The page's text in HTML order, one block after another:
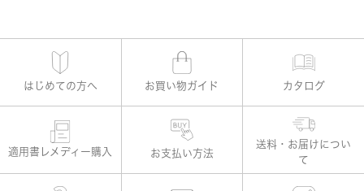
はじめての方へ お買い物ガイド カタログ
適用書レメディー購入 お支払い方法